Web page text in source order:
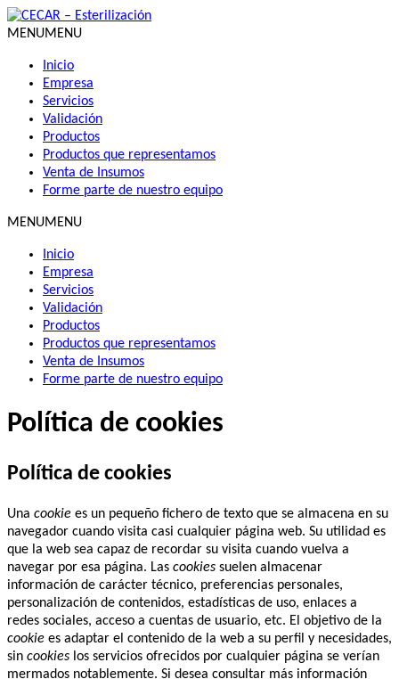
Skip
to
MENUMENU
Inicio
Empresa
Servicios
Validación
Productos
Productos que representamos
Venta de Insumos
Forme parte de nuestro equipo
MENUMENU
Inicio
Empresa
Servicios
Validación
Productos
Productos que representamos
Venta de Insumos
Forme parte de nuestro equipo
Política de cookies
Política de cookies
Una cookie es un pequeño fichero de texto que se almacena en su
navegador cuando visita casi cualquier página web. Su utilidad es
que la web sea capaz de recordar su visita cuando vuelva a
navegar por esa página. Las cookies suelen almacenar
información de carácter técnico, preferencias personales,
personalización de contenidos, estadísticas de uso, enlaces a
redes sociales, acceso a cuentas de usuario, etc. El objetivo de la
cookie es adaptar el contenido de la web a su perfil y necesidades,
sin cookies los servicios ofrecidos por cualquier página se verían
mermados notablemente. Si desea consultar más información